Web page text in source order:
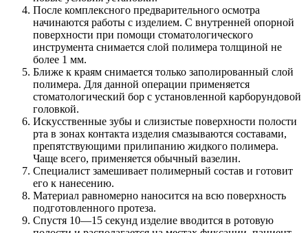
После комплексного предварительного осмотра
начинаются работы с изделием. С внутренней опорной
поверхности при помощи стоматологического
инструмента снимается слой полимера толщиной не
более 1 мм.
Ближе к краям снимается только заполированный слой
полимера. Для данной операции применяется
стоматологический бор с установленной карборундовой
головкой.
Искусственные зубы и слизистые поверхности полости
рта в зонах контакта изделия смазываются составами,
препятствующими прилипанию жидкого полимера.
Чаще всего, применяется обычный вазелин.
Специалист замешивает полимерный состав и готовит
его к нанесению.
Материал равномерно наносится на всю поверхность
подготовленного протеза.
Спустя 10—15 секунд изделие вводится в ротовую